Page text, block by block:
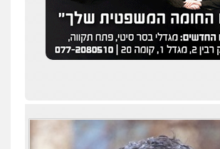
סלימאן אבו שעירה – משרד עורכי דין
פלילי בטחוני צבאי נזיקין
0547780927
פלילי צווארון לבן מס הכנסה מע"מ
0506209859